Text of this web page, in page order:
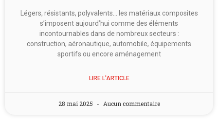
Légers, résistants, polyvalents… les matériaux composites
s’imposent aujourd’hui comme des éléments
incontournables dans de nombreux secteurs :
construction, aéronautique, automobile, équipements
sportifs ou encore aménagement
LIRE L'ARTICLE
28 mai 2025 Aucun commentaire